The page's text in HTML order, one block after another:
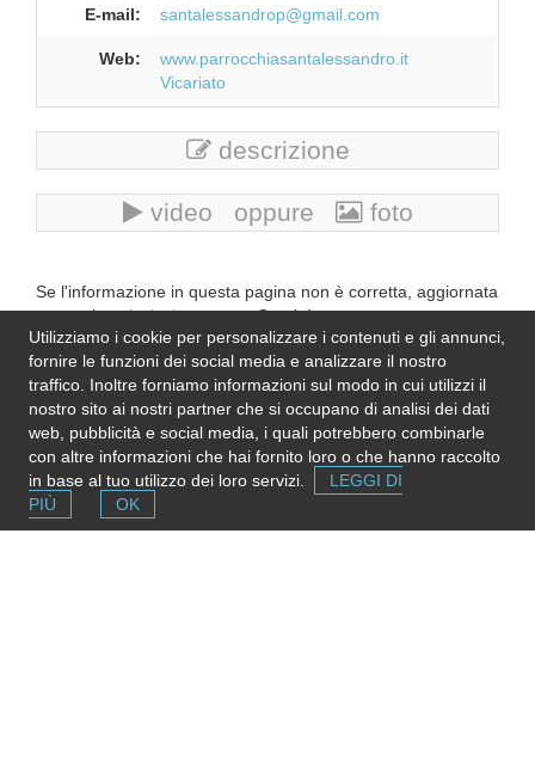
E-mail: santalessandrop@gmail.com
Web:
www.parrocchiasantalessandro.it
Vicariato
descrizione
video oppure foto
Se l'informazione in questa pagina non è corretta, aggiornata
e completa,inviaci una nota. Grazie!
Please note: We do not represent the above
organization/service: send any inquiry or complaint directly to
it. Please do not send us CVs or applications!
Utilizziamo i cookie per personalizzare i contenuti e gli annunci,
fornire le funzioni dei social media e analizzare il nostro
traffico. Inoltre forniamo informazioni sul modo in cui utilizzi il
nostro sito ai nostri partner che si occupano di analisi dei dati
web, pubblicità e social media, i quali potrebbero combinarle
con altre informazioni che hai fornito loro o che hanno raccolto
in base al tuo utilizzo dei loro servizi.
LEGGI DI
PIÙ
OK